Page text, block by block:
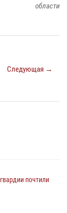
области
Следующая →
почтили